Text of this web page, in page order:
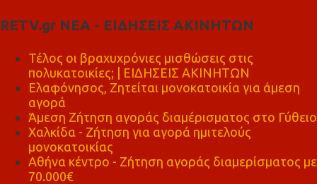
RETV.gr ΝΕΑ - ΕΙΔΗΣΕΙΣ ΑΚΙΝΗΤΩΝ
Τέλος οι βραχυχρόνιες μισθώσεις στις
πολυκατοικίες; | ΕΙΔΗΣΕΙΣ ΑΚΙΝΗΤΩΝ
Ελαφόνησος, Ζητείται μονοκατοικία για άμεση
αγορά
Άμεση Ζήτηση αγοράς διαμέρισματος στο Γύθειο
Χαλκίδα - Ζήτηση για αγορά ημιτελούς
μονοκατοικίας
Αθήνα κέντρο - Ζήτηση αγοράς διαμερίσματος με
70.000€